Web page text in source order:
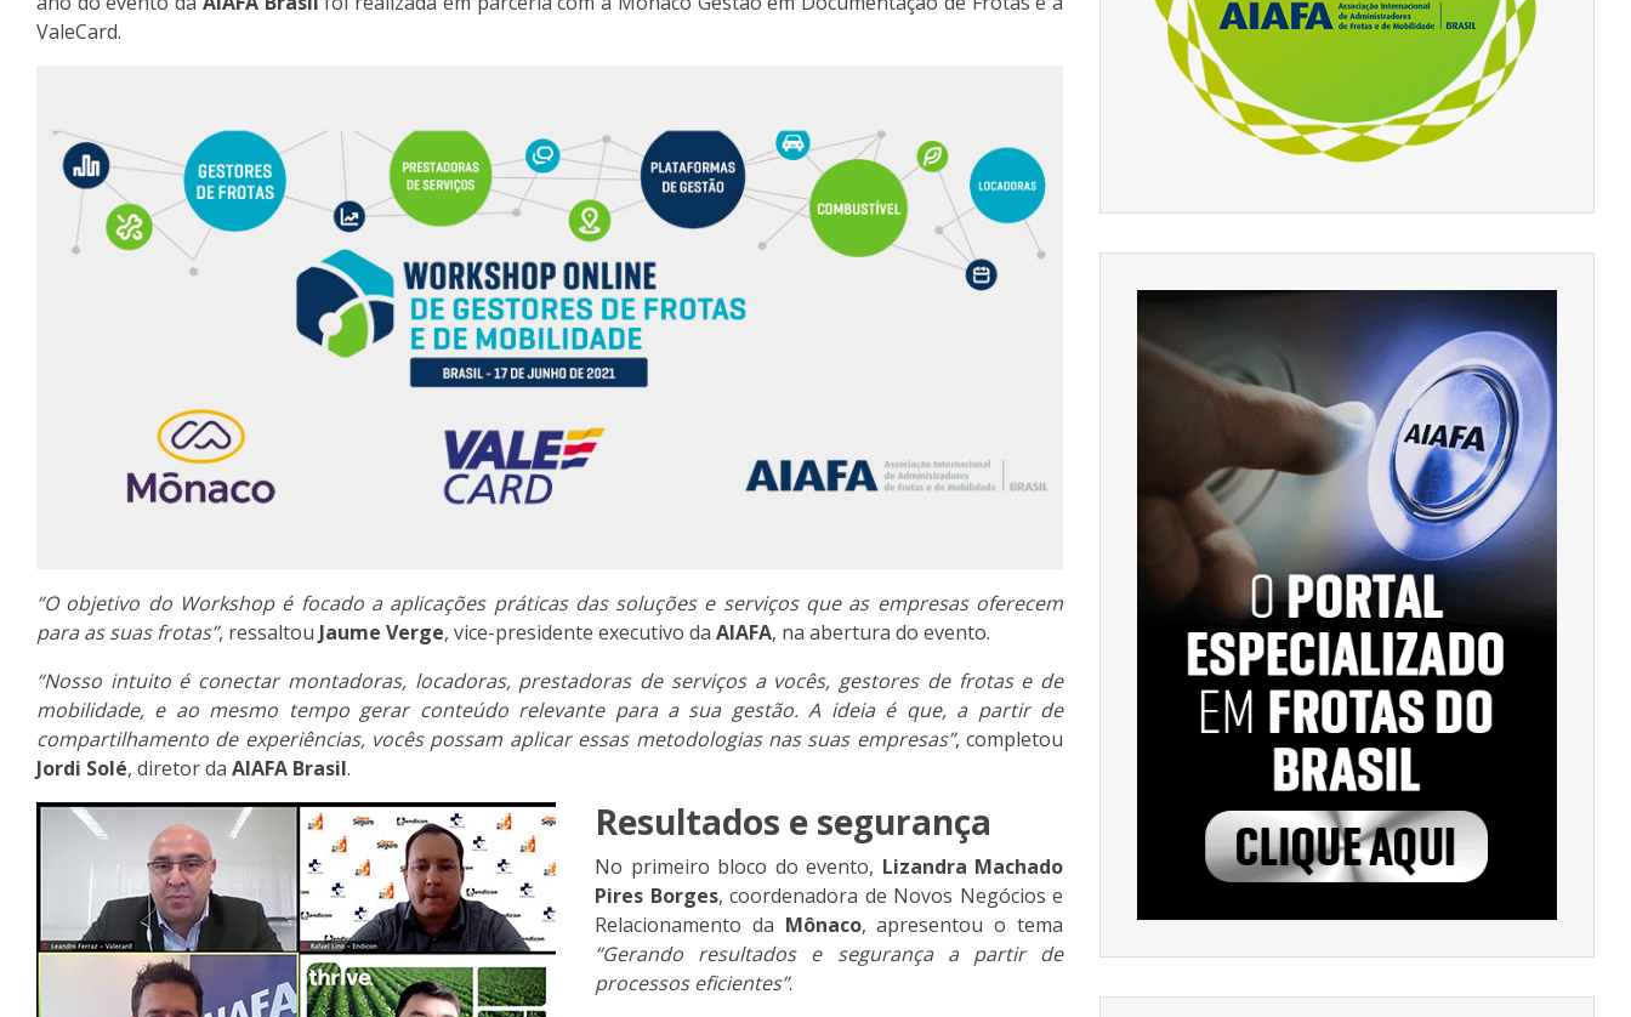
ValeCard.
“O objetivo do Workshop é focado a aplicações práticas das soluções e serviços que as empresas oferecem
para as suas frotas”, ressaltou Jaume Verge, vice-presidente executivo da AIAFA, na abertura do evento.
“Nosso intuito é conectar montadoras, locadoras, prestadoras de serviços a vocês, gestores de frotas e de
mobilidade, e ao mesmo tempo gerar conteúdo relevante para a sua gestão. A ideia é que, a partir de
compartilhamento de experiências, vocês possam aplicar essas metodologias nas suas empresas”, completou
Jordi Solé, diretor da AIAFA Brasil.
Resultados e segurança
No primeiro bloco do evento, Lizandra Machado
Pires Borges, coordenadora de Novos Negócios e
Relacionamento da Mônaco, apresentou o tema
“Gerando resultados e segurança a partir de
processos eficientes”.